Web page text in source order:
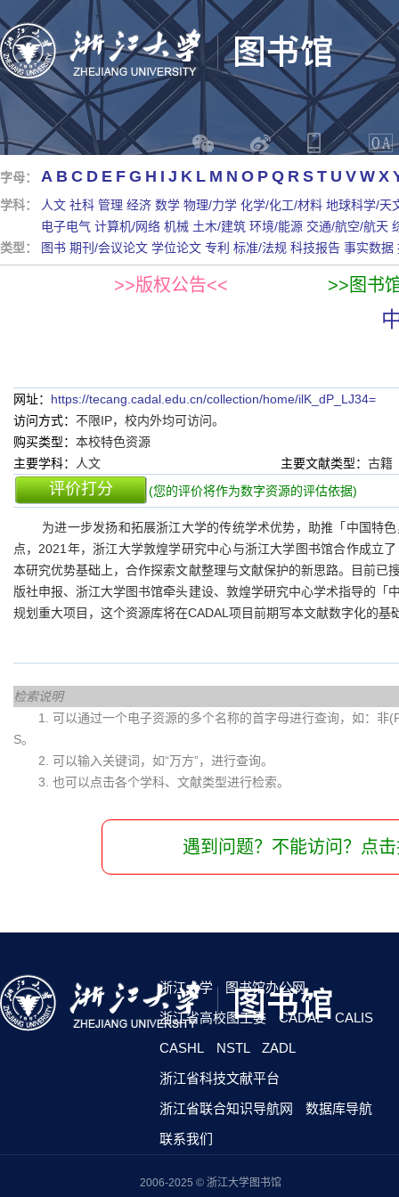
字母： A B C D E F G H I J K L M N O P Q R S T U V W X
学科： 人文 社科 管理 经济 数学 物理/力学 化学/化工/材料 地球科学/天
电子电气 计算机/网络 机械 土木/建筑 环境/能源 交通/航空/航天
类型：
图书 期刊/会议论文 学位论文 专利 标准/法规 科技报告 事实数据
>>版权公告<< >>图书
网址： https://tecang.cadal.edu.cn/collection/home/ilK_dP_LJ34=
访问方式： 不限IP，校内外均可访问。
购买类型： 本校特色资源
主要学科：
人文 主要文献类型： 古籍
评价打分 (您的评价将作为数字资源的评估依据)
为进一步发扬和拓展浙江大学的传统学术优势，助推「中国特
点，2021年，浙江大学敦煌学研究中心与浙江大学图书馆合作成立
本研究优势基础上，合作探索文献整理与文献保护的新思路。目前已
版社申报、浙江大学图书馆牵头建设、敦煌学研究中心学术指导的
规划重大项目，这个资源库将在CADAL项目前期写本文献数字化的
检索说明
1. 可以通过一个电子资源的多个名称的首字母进行查询，如：
S。
2. 可以输入关键词，如“万方”，进行查询。
3. 也可以点击各个学科、文献类型进行检索。
遇到问题？不能访问？点
浙江大学
图书馆办公网
浙江省高校图工委
CADAL
CALIS
CASHL
NSTL
ZADL
浙江省科技文献平台
浙江省联合知识导航网
数据库导航
联系我们
2006-2025 © 浙江大学图书馆